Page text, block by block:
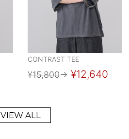
CONTRAST TEE
¥15,800→ ¥12,640
VIEW ALL